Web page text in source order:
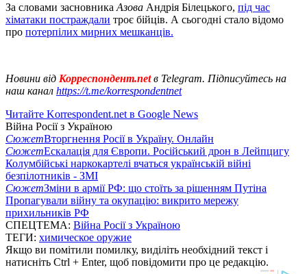
За словами засновника Азова Андрія Білецького, під час
хіматаки постраждали троє бійців. А сьогодні стало відомо
про потерпілих мирних мешканців.
Новини від Корреспондент.netв Telegram. Підписуйтесь на
наш канал https://t.me/korrespondentnet
Читайте Korrespondent.net в Google News
Війна Росії з Україною
СюжетВторгнення Росії в Україну. Онлайн
СюжетЕскалація для Європи. Російський дрон в Лейпцигу
Колумбійські наркокартелі вчаться українській війні
безпілотників - ЗМІ
СюжетЗміни в армії РФ: що стоїть за рішенням Путіна
Пропагували війну та окупацію: викрито мережу
прихильників РФ
СПЕЦТЕМА: Війна Росії з Україною
ТЕГИ: химическое оружие
Якщо ви помітили помилку, виділіть необхідний текст і
натисніть Ctrl + Enter, щоб повідомити про це редакцію.